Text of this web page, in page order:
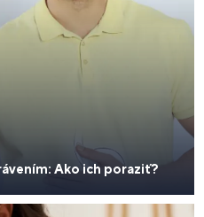
Ako ich poraziť?